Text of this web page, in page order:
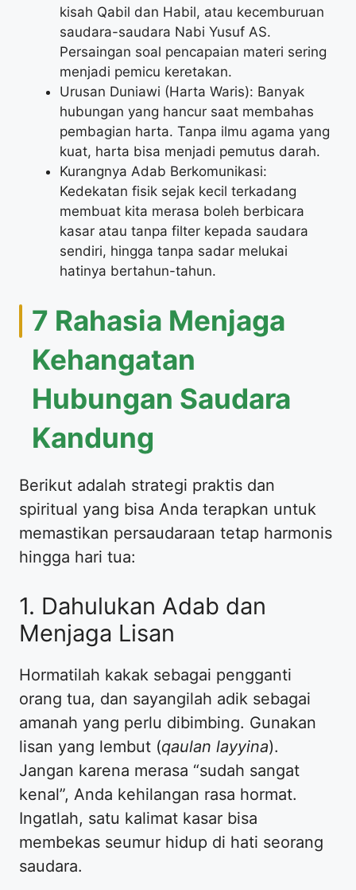
kisah Qabil dan Habil, atau kecemburuan
saudara-saudara Nabi Yusuf AS.
Persaingan soal pencapaian materi sering
menjadi pemicu keretakan.
Urusan Duniawi (Harta Waris): Banyak
hubungan yang hancur saat membahas
pembagian harta. Tanpa ilmu agama yang
kuat, harta bisa menjadi pemutus darah.
Kurangnya Adab Berkomunikasi:
Kedekatan fisik sejak kecil terkadang
membuat kita merasa boleh berbicara
kasar atau tanpa filter kepada saudara
sendiri, hingga tanpa sadar melukai
hatinya bertahun-tahun.
7 Rahasia Menjaga
Kehangatan
Hubungan Saudara
Kandung
Berikut adalah strategi praktis dan
spiritual yang bisa Anda terapkan untuk
memastikan persaudaraan tetap harmonis
hingga hari tua:
1. Dahulukan Adab dan
Menjaga Lisan
Hormatilah kakak sebagai pengganti
orang tua, dan sayangilah adik sebagai
amanah yang perlu dibimbing. Gunakan
lisan yang lembut (qaulan layyina).
Jangan karena merasa “sudah sangat
kenal”, Anda kehilangan rasa hormat.
Ingatlah, satu kalimat kasar bisa
membekas seumur hidup di hati seorang
saudara.